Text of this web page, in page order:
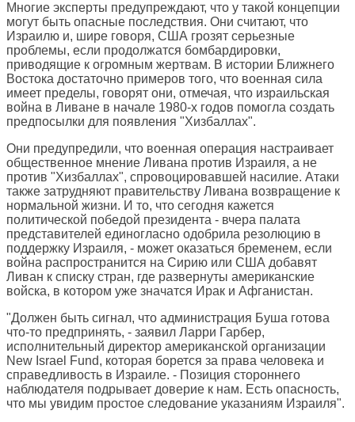
Многие эксперты предупреждают, что у такой концепции
могут быть опасные последствия. Они считают, что
Израилю и, шире говоря, США грозят серьезные
проблемы, если продолжатся бомбардировки,
приводящие к огромным жертвам. В истории Ближнего
Востока достаточно примеров того, что военная сила
имеет пределы, говорят они, отмечая, что израильская
война в Ливане в начале 1980-х годов помогла создать
предпосылки для появления "Хизбаллах".
Они предупредили, что военная операция настраивает
общественное мнение Ливана против Израиля, а не
против "Хизбаллах", спровоцировавшей насилие. Атаки
также затрудняют правительству Ливана возвращение к
нормальной жизни. И то, что сегодня кажется
политической победой президента - вчера палата
представителей единогласно одобрила резолюцию в
поддержку Израиля, - может оказаться бременем, если
война распространится на Сирию или США добавят
Ливан к списку стран, где развернуты американские
войска, в котором уже значатся Ирак и Афганистан.
"Должен быть сигнал, что администрация Буша готова
что-то предпринять, - заявил Ларри Гарбер,
исполнительный директор американской организации
New Israel Fund, которая борется за права человека и
справедливость в Израиле. - Позиция стороннего
наблюдателя подрывает доверие к нам. Есть опасность,
что мы увидим простое следование указаниям Израиля".